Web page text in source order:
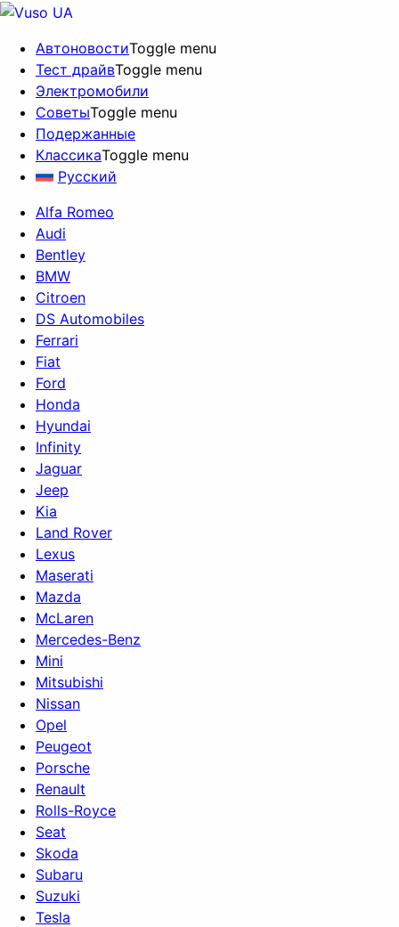
АвтоновостиToggle menu
Тест драйвToggle menu
Электромобили
СоветыToggle menu
Подержанные
КлассикаToggle menu
Русский
Alfa Romeo
Audi
Bentley
BMW
Citroen
DS Automobiles
Ferrari
Fiat
Ford
Honda
Hyundai
Infinity
Jaguar
Jeep
Kia
Land Rover
Lexus
Maserati
Mazda
McLaren
Mercedes-Benz
Mini
Mitsubishi
Nissan
Opel
Peugeot
Porsche
Renault
Rolls-Royce
Seat
Skoda
Subaru
Suzuki
Tesla